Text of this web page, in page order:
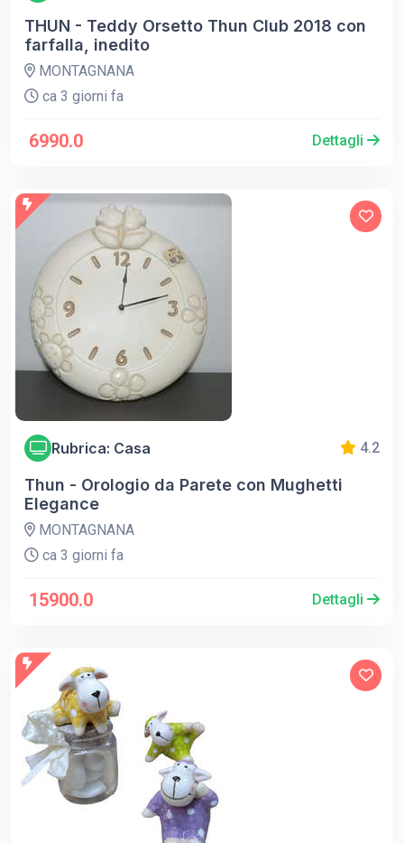
THUN - Teddy Orsetto Thun Club 2018 con
farfalla, inedito
MONTAGNANA
ca 3 giorni fa
6990.0 Dettagli
Rubrica: Casa 4.2
Thun - Orologio da Parete con Mughetti
Elegance
MONTAGNANA
ca 3 giorni fa
15900.0 Dettagli